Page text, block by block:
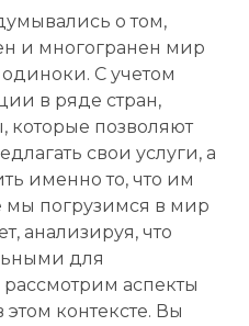
о том,
и многогранен мир
С учетом
в ряде стран,
которые позволяют
свои услуги, а
именно то, что им
мы погрузимся в мир
анализируя, что
для
рассмотрим аспекты
контексте. Вы